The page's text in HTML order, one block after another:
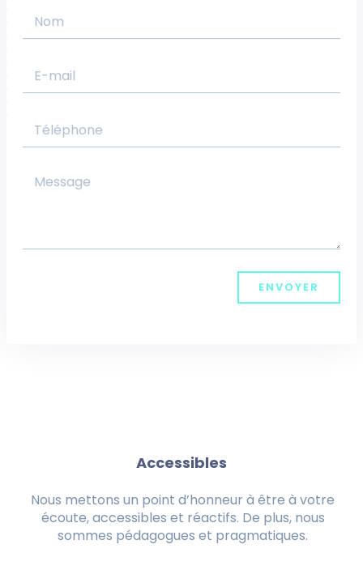
ENVOYER
Accessibles
Nous mettons un point d’honneur à être à votre
écoute, accessibles et réactifs. De plus, nous
sommes pédagogues et pragmatiques.